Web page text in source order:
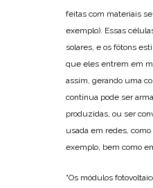
feitas com materiais
exemplo). Essas
solares, e os fótons
que eles entrem em
assim, gerando uma
contínua pode ser
produzidas, ou ser
usada em redes,
exemplo, bem como
“Os módulos